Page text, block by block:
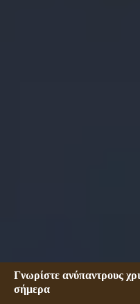
Γνωρίστε ανύπαντρους
σήμερα